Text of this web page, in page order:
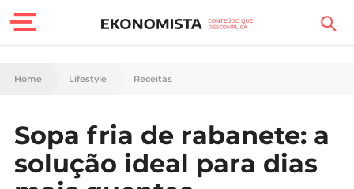
Finanças Pessoais
Carreira
Home Lifestyle Receitas
Sopa fria de rabanete: a
solução ideal para dias